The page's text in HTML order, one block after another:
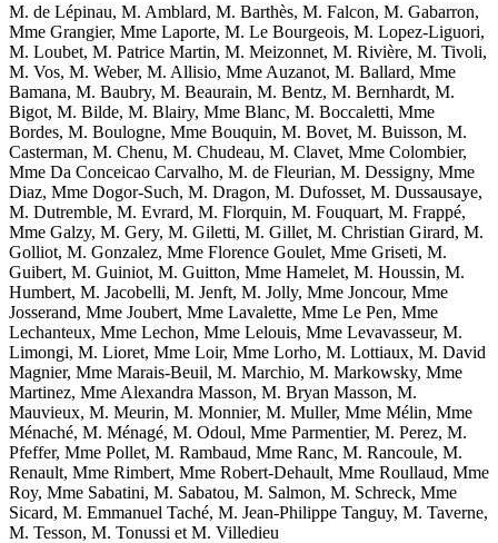
M. de Lépinau, M. Amblard, M. Barthès, M. Falcon, M. Gabarron,
Mme Grangier, Mme Laporte, M. Le Bourgeois, M. Lopez-Liguori,
M. Loubet, M. Patrice Martin, M. Meizonnet, M. Rivière, M. Tivoli,
M. Vos, M. Weber, M. Allisio, Mme Auzanot, M. Ballard, Mme
Bamana, M. Baubry, M. Beaurain, M. Bentz, M. Bernhardt, M.
Bigot, M. Bilde, M. Blairy, Mme Blanc, M. Boccaletti, Mme
Bordes, M. Boulogne, Mme Bouquin, M. Bovet, M. Buisson, M.
Casterman, M. Chenu, M. Chudeau, M. Clavet, Mme Colombier,
Mme Da Conceicao Carvalho, M. de Fleurian, M. Dessigny, Mme
Diaz, Mme Dogor-Such, M. Dragon, M. Dufosset, M. Dussausaye,
M. Dutremble, M. Evrard, M. Florquin, M. Fouquart, M. Frappé,
Mme Galzy, M. Gery, M. Giletti, M. Gillet, M. Christian Girard, M.
Golliot, M. Gonzalez, Mme Florence Goulet, Mme Griseti, M.
Guibert, M. Guiniot, M. Guitton, Mme Hamelet, M. Houssin, M.
Humbert, M. Jacobelli, M. Jenft, M. Jolly, Mme Joncour, Mme
Josserand, Mme Joubert, Mme Lavalette, Mme Le Pen, Mme
Lechanteux, Mme Lechon, Mme Lelouis, Mme Levavasseur, M.
Limongi, M. Lioret, Mme Loir, Mme Lorho, M. Lottiaux, M. David
Magnier, Mme Marais-Beuil, M. Marchio, M. Markowsky, Mme
Martinez, Mme Alexandra Masson, M. Bryan Masson, M.
Mauvieux, M. Meurin, M. Monnier, M. Muller, Mme Mélin, Mme
Ménaché, M. Ménagé, M. Odoul, Mme Parmentier, M. Perez, M.
Pfeffer, Mme Pollet, M. Rambaud, Mme Ranc, M. Rancoule, M.
Renault, Mme Rimbert, Mme Robert-Dehault, Mme Roullaud, Mme
Roy, Mme Sabatini, M. Sabatou, M. Salmon, M. Schreck, Mme
Sicard, M. Emmanuel Taché, M. Jean-Philippe Tanguy, M. Taverne,
M. Tesson, M. Tonussi et M. Villedieu